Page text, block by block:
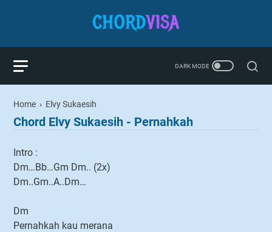
Home › Elvy Sukaesih
Chord Elvy Sukaesih - Pernahkah
Intro :
Dm…Bb…Gm Dm.. (2x)
Dm..Gm..A..Dm…
Dm
Pernahkah kau merana